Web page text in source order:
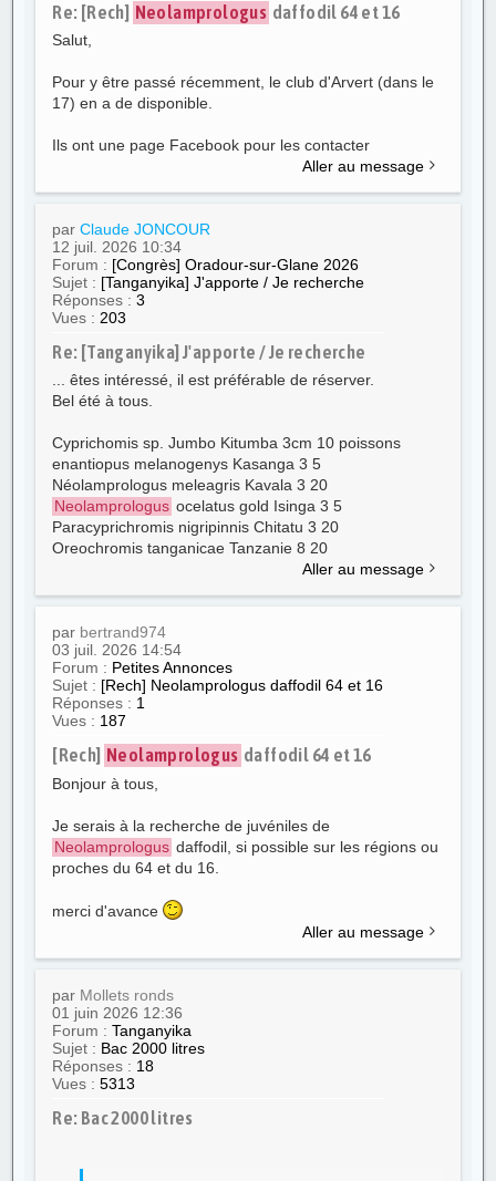
Re: [Rech] Neolamprologus daffodil 64 et 16
Salut,
Pour y être passé récemment, le club d'Arvert (dans le
17) en a de disponible.
Ils ont une page Facebook pour les contacter
Aller au message
parClaude JONCOUR
12 juil. 2026 10:34
Forum : [Congrès] Oradour-sur-Glane 2026
Sujet : [Tanganyika] J'apporte / Je recherche
Réponses :3
Vues :203
Re: [Tanganyika] J'apporte / Je recherche
... êtes intéressé, il est préférable de réserver.
Bel été à tous.
Cyprichomis sp. Jumbo Kitumba 3cm 10 poissons
enantiopus melanogenys Kasanga 3 5
Néolamprologus meleagris Kavala 3 20
Neolamprologus ocelatus gold Isinga 3 5
Paracyprichromis nigripinnis Chitatu 3 20
Oreochromis tanganicae Tanzanie 8 20
Aller au message
par bertrand974
03 juil. 2026 14:54
Forum : Petites Annonces
Sujet : [Rech] Neolamprologus daffodil 64 et 16
Réponses : 1
Vues : 187
[Rech] Neolamprologus daffodil 64 et 16
Bonjour à tous,
Je serais à la recherche de juvéniles de
Neolamprologus daffodil, si possible sur les régions ou
proches du 64 et du 16.
merci d'avance
Aller au message
par Mollets ronds
01 juin 2026 12:36
Forum :Tanganyika
Sujet : Bac 2000 litres
Réponses : 18
Vues :5313
Re: Bac 2000 litres